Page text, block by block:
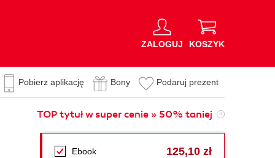
ZALOGUJ KOSZYK
Pobierz aplikację Bony Podaruj prezent
TOP tytuł w super cenie » 50% taniej
Ebook 125,10 zł